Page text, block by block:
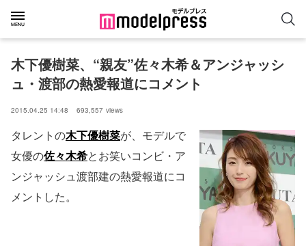
木下優樹菜、“親友”佐々木希＆アンジャッシ
ュ・渡部の熱愛報道にコメント
2015.04.25 14:48 693,557 views
タレントの木下優樹菜が、モデルで
女優の佐々木希とお笑いコンビ・ア
ンジャッシュ渡部建の熱愛報道にコ
メントした。